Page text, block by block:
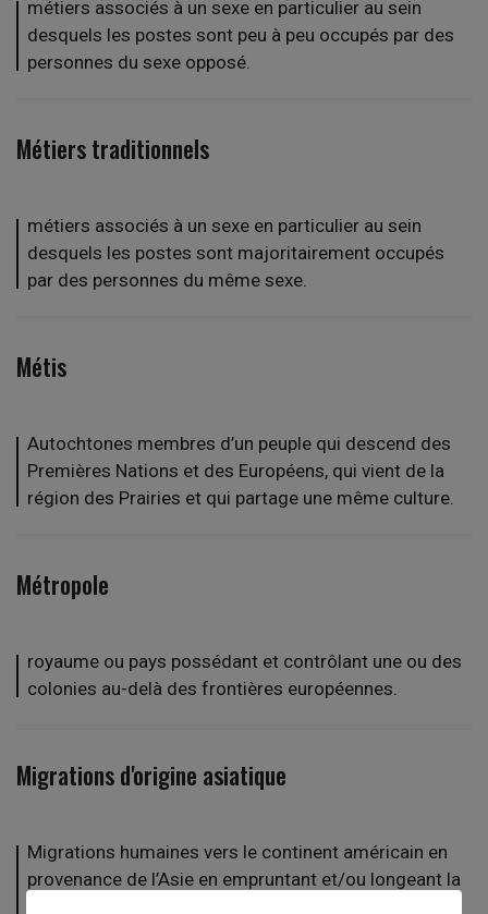
métiers associés à un sexe en particulier au sein
desquels les postes sont peu à peu occupés par des
personnes du sexe opposé.
Métiers traditionnels
métiers associés à un sexe en particulier au sein
desquels les postes sont majoritairement occupés
par des personnes du même sexe.
Métis
Autochtones membres d’un peuple qui descend des
Premières Nations et des Européens, qui vient de la
région des Prairies et qui partage une même culture.
Métropole
royaume ou pays possédant et contrôlant une ou des
colonies au-delà des frontières européennes.
Migrations d'origine asiatique
Migrations humaines vers le continent américain en
provenance de l’Asie en empruntant et/ou longeant la